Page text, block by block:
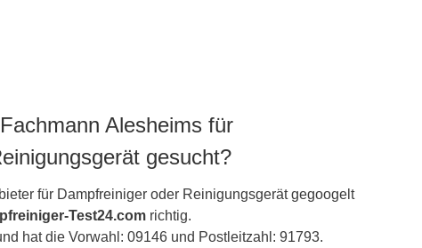
Alesheims für
gesucht?
für Dampfreiniger oder Reinigungsgerät gegoogelt
Test24.com richtig.
hat die Vorwahl: 09146 und Postleitzahl: 91793.